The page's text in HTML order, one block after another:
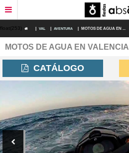
float(253) VAL AVENTURA MOTOS DE AGUA EN ...
MOTOS DE AGUA EN VALENCIA
CATÁLOGO
RESTAURANTES
DEPORTES DE AVENTURA
DESPEDIDAS ORIGINALES
DESPEDIDAS ECONÓMICAS